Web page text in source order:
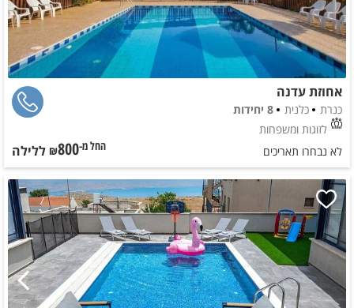
אחוזת עדנה
כנרת כלנית
8 יחידות
לזוגות ומשפחות
לא נבחרו תאריכים
החל מ-₪800 ללילה